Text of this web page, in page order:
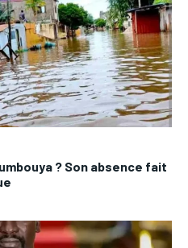
? Son absence fait